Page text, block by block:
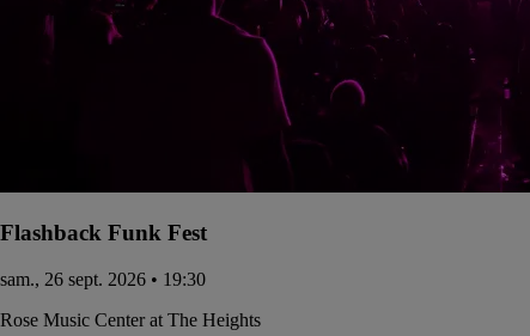
Flashback Funk Fest
sam., 26 sept. 2026 • 19:30
Rose Music Center at The Heights